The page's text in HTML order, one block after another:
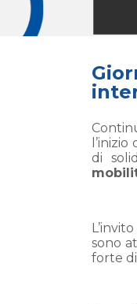
di
sono
forte